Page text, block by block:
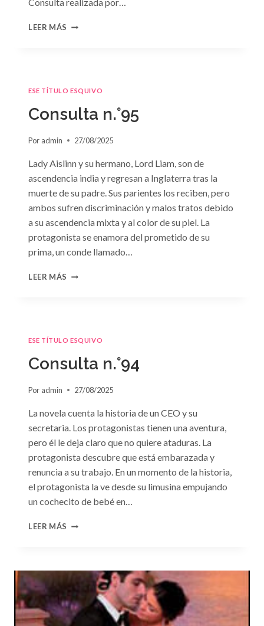
LEER MÁS CONSULTA
ESE TÍTULO ESQUIVO
Consulta n.°95
Por admin 27/08/2025
Lady Aislinn y su hermano, Lord Liam, son de
ascendencia india y regresan a Inglaterra tras la
muerte de su padre. Sus parientes los reciben, pero
ambos sufren discriminación y malos tratos debido
a su ascendencia mixta y al color de su piel. La
protagonista se enamora del prometido de su
prima, un conde llamado…
LEER MÁS CONSULTA
ESE TÍTULO ESQUIVO
Consulta n.°94
Por admin 27/08/2025
La novela cuenta la historia de un CEO y su
secretaria. Los protagonistas tienen una aventura,
pero él le deja claro que no quiere ataduras. La
protagonista descubre que está embarazada y
renuncia a su trabajo. En un momento de la historia,
el protagonista la ve desde su limusina empujando
un cochecito de bebé en…
LEER MÁS CONSULTA